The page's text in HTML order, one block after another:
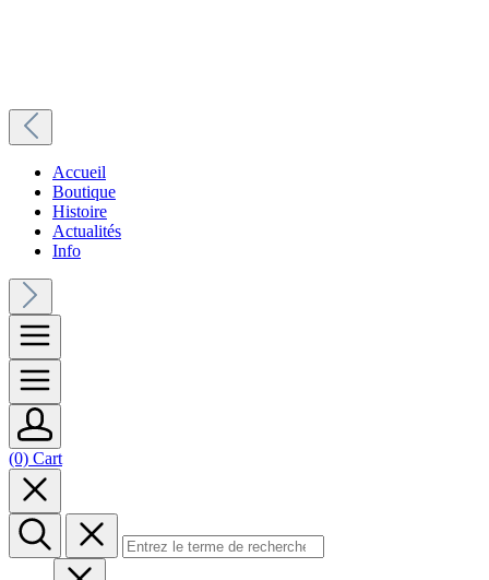
Accueil
Boutique
Histoire
Actualités
Info
(0) Cart